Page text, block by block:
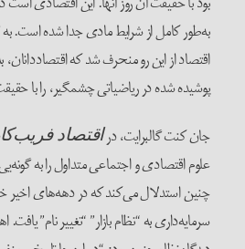
به‌طور کامل از شرایط مادی جدا شده است.
اقتصاد از این رو منحرف شد که اقتصاددانان،
پوشیده شده در ریاضیاتی چشمگیر، را با
جان کنت گالبرایت، دراقتصاد
علوم اقتصادی و اجتماعی متداول را به
چنین استدلال می‌کند که در دهه‌های اخیر
سرمایه‌داری به “نظام بازار” “تغییر نام”